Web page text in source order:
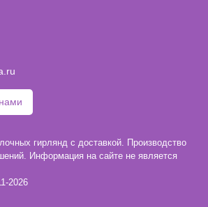
гирлянд с доставкой. Производство
Информация на сайте не является
2026